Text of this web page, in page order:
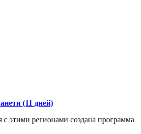
(11 дней)
этими регионами создана программа